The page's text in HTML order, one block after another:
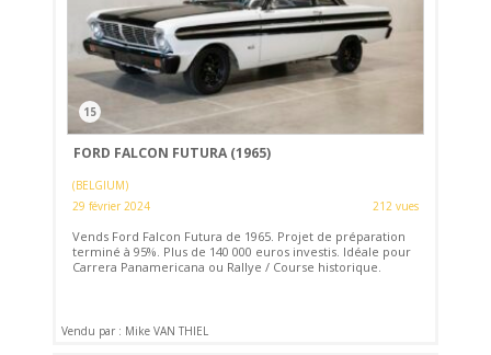
15
FORD FALCON FUTURA (1965)
(BELGIUM)
29 février 2024
212 vues
Vends Ford Falcon Futura de 1965. Projet de préparation
terminé à 95%. Plus de 140 000 euros investis. Idéale pour
Carrera Panamericana ou Rallye / Course historique.
Vendu par : Mike VAN THIEL